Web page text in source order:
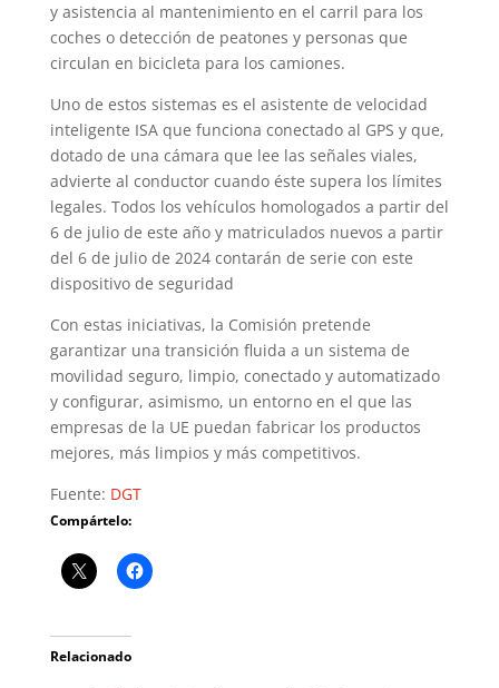
y asistencia al mantenimiento en el carril para los
coches o detección de peatones y personas que
circulan en bicicleta para los camiones.
Uno de estos sistemas es el asistente de velocidad
inteligente ISA que funciona conectado al GPS y que,
dotado de una cámara que lee las señales viales,
advierte al conductor cuando éste supera los límites
legales. Todos los vehículos homologados a partir del
6 de julio de este año y matriculados nuevos a partir
del 6 de julio de 2024 contarán de serie con este
dispositivo de seguridad
Con estas iniciativas, la Comisión pretende
garantizar una transición fluida a un sistema de
movilidad seguro, limpio, conectado y automatizado
y configurar, asimismo, un entorno en el que las
empresas de la UE puedan fabricar los productos
mejores, más limpios y más competitivos.
Fuente: DGT
Compártelo:
Relacionado